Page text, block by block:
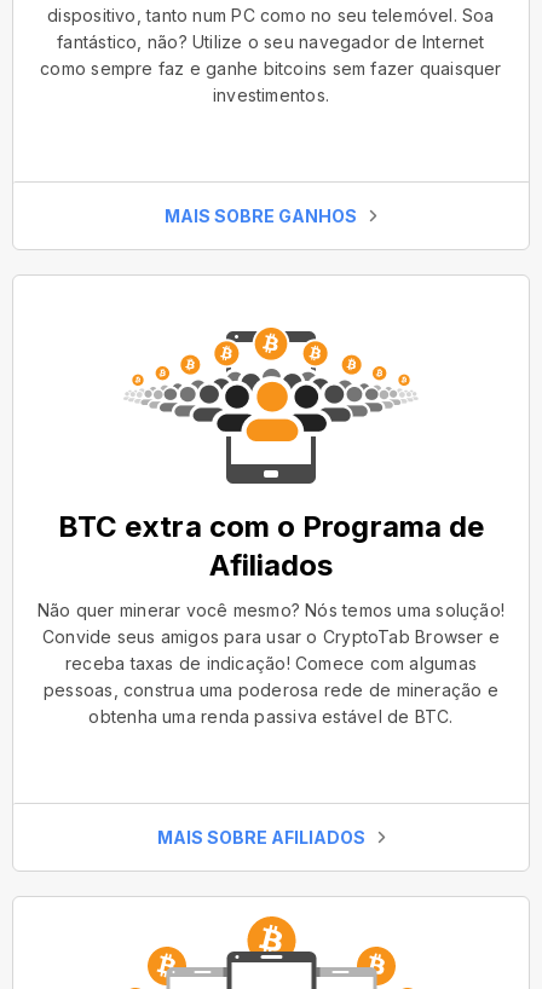
dispositivo, tanto num PC como no seu telemóvel. Soa
fantástico, não? Utilize o seu navegador de Internet
como sempre faz e ganhe bitcoins sem fazer quaisquer
investimentos.
MAIS SOBRE GANHOS
BTC extra com o Programa de
Afiliados
Não quer minerar você mesmo? Nós temos uma solução!
Convide seus amigos para usar o CryptoTab Browser e
receba taxas de indicação! Comece com algumas
pessoas, construa uma poderosa rede de mineração e
obtenha uma renda passiva estável de BTC.
MAIS SOBRE AFILIADOS